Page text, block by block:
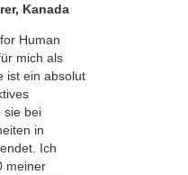
Kanada
Human
mich als
ist ein absolut
sie bei
in
Ich
meiner